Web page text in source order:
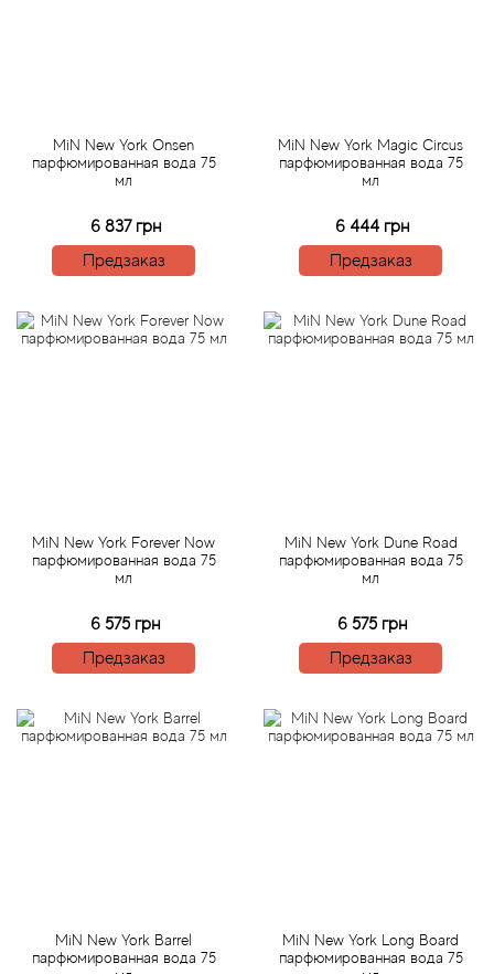
MiN New York Onsen
парфюмированная вода 75
мл
6 837 грн
Предзаказ
MiN New York Magic Circus
парфюмированная вода 75
мл
6 444 грн
Предзаказ
MiN New York Forever Now
парфюмированная вода 75
мл
6 575 грн
Предзаказ
MiN New York Dune Road
парфюмированная вода 75
мл
6 575 грн
Предзаказ
MiN New York Barrel
парфюмированная вода 75
MiN New York Long Board
парфюмированная вода 75
Annayake
Annick Goutal
Antonia's Flowers
Aquolina
Arabiyat
Aramis